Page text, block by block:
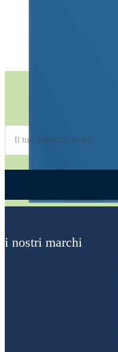
Alternative:
i nostri marchi